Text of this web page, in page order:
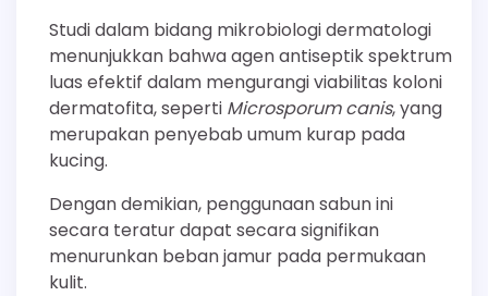
Studi dalam bidang mikrobiologi dermatologi
menunjukkan bahwa agen antiseptik spektrum
luas efektif dalam mengurangi viabilitas koloni
dermatofita, seperti Microsporum canis, yang
merupakan penyebab umum kurap pada
kucing.
Dengan demikian, penggunaan sabun ini
secara teratur dapat secara signifikan
menurunkan beban jamur pada permukaan
kulit.